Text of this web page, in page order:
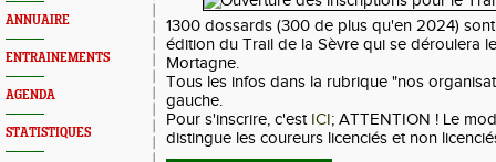
ANNUAIRE
ENTRAINEMENTS
AGENDA
STATISTIQUES
1300 dossards (300 de plus qu'en 2024)
édition du Trail de la Sèvre qui se déroulera
Mortagne.
Tous les infos dans la rubrique "nos
gauche.
Pour s'inscrire, c'est ICI; ATTENTION ! Le
distingue les coureurs licenciés et non